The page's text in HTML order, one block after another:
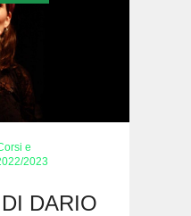
e
2023
DARIO